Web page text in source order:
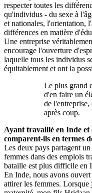
respecter toutes les
qu'individus - du sexe à
et nationales, l'orientation,
différences en matière
Une entreprise
encourage l'ouverture
laquelle tous les individus
équitablement et ont la
Le plus grand
d'en faire un
de
après coup.
Ayant travaillé en Inde et
comparent-ils en termes
Les deux pays partagent
femmes dans des emplois
bataille est plus difficile en
En Inde, nous avons
attirer les femmes. Lorsque